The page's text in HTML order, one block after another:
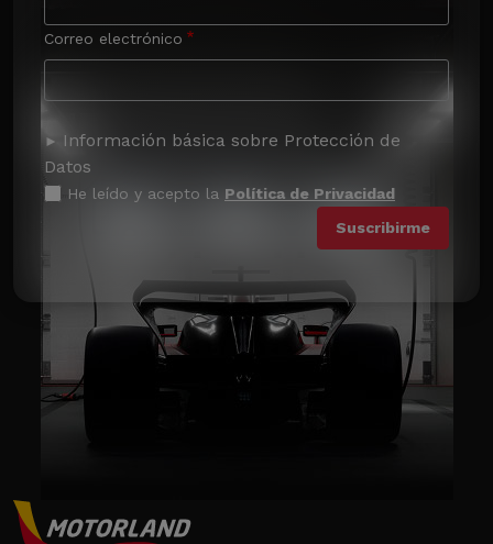
Correo electrónico
Información básica sobre Protección de
Datos
He leído y acepto la Política de Privacidad